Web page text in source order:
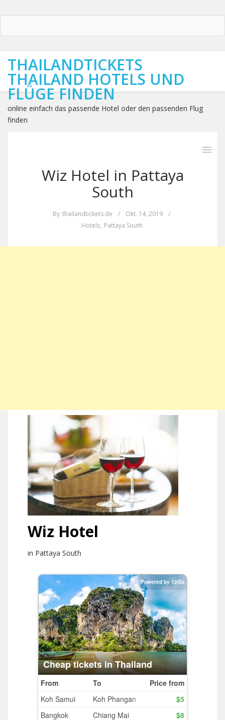
THAILANDTICKETS
THAILAND HOTELS UND
FLÜGE FINDEN
online einfach das passende Hotel oder den passenden Flug
finden
Wiz Hotel in Pattaya
South
By thailandtickets.de / Okt. 14, 2019
/
Hotels, Pattaya South
Wiz Hotel
in Pattaya South